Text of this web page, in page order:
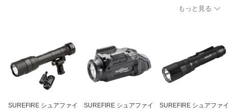
もっと見る
SUREFIRE シュアファイ
SUREFIRE シュアファイ
SUREFIRE シュアファイ